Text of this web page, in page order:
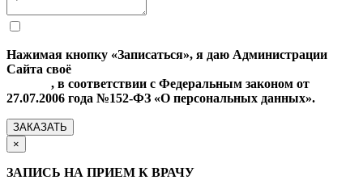
Нажимая кнопку «Записаться», я даю Администрации
Сайта своё
, в соответствии с Федеральным законом от
27.07.2006 года №152-ФЗ «О персональных данных».
ЗАКАЗАТЬ
×
ЗАПИСЬ НА ПРИЕМ К ВРАЧУ